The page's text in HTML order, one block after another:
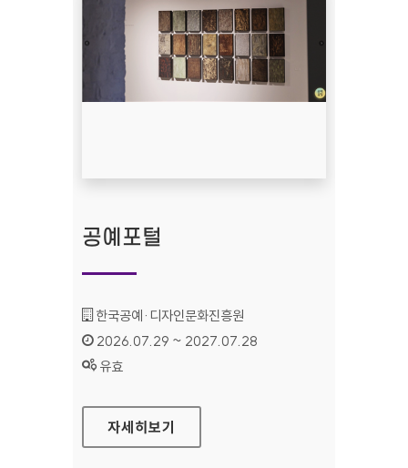
공예포털
기관명 :
한국공예·디자인문화진흥원
인증기간 :
2026.07.29 ~ 2027.07.28
상태 :
유효
공예포털
자세히보기